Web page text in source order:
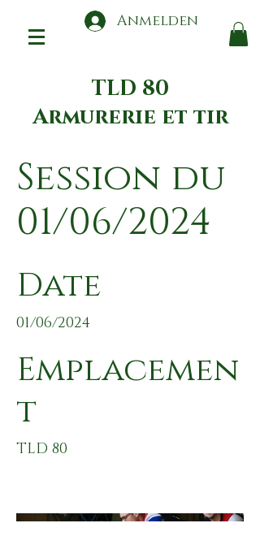
Anmelden
TLD 80
Armurerie et tir
Session du
01/06/2024
Date
01/06/2024
Emplacemen
t
TLD 80